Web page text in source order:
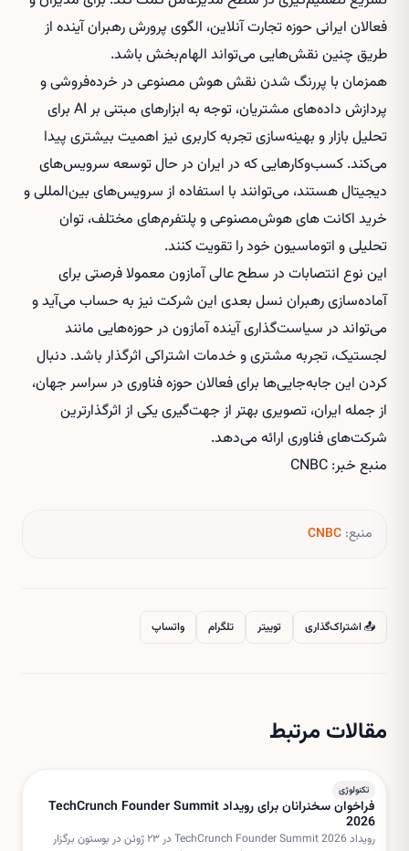
فعالان ایرانی حوزه تجارت آنلاین، الگوی پرورش رهبران آینده از
طریق چنین نقش‌هایی می‌تواند الهام‌بخش باشد.
همزمان با پررنگ شدن نقش هوش مصنوعی در خرده‌فروشی و
پردازش داده‌های مشتریان، توجه به ابزارهای مبتنی بر AI برای
تحلیل بازار و بهینه‌سازی تجربه کاربری نیز اهمیت بیشتری پیدا
می‌کند. کسب‌وکارهایی که در ایران در حال توسعه سرویس‌های
دیجیتال هستند، می‌توانند با استفاده از سرویس‌های بین‌المللی و
خرید اکانت های هوش‌مصنوعیو پلتفرم‌های مختلف، توان
تحلیلی و اتوماسیون خود را تقویت کنند.
این نوع انتصابات در سطح عالی آمازون معمولا فرصتی برای
آماده‌سازی رهبران نسل بعدی این شرکت نیز به حساب می‌آید و
می‌تواند در سیاست‌گذاری آینده آمازون در حوزه‌هایی مانند
لجستیک، تجربه مشتری و خدمات اشتراکی اثرگذار باشد. دنبال
کردن این جابه‌جایی‌ها برای فعالان حوزه فناوری در سراسر جهان،
از جمله ایران، تصویری بهتر از جهت‌گیری یکی از اثرگذارترین
شرکت‌های فناوری ارائه می‌دهد.
منبع خبر: CNBC
منبع: CNBC
📤 اشتراک‌گذاری توییتر تلگرام واتساپ
مقالات مرتبط
تکنولوژی
فراخوان سخنرانان برای رویداد TechCrunch Founder Summit
2026
رویداد TechCrunch Founder Summit 2026 در ۲۳ ژوئن در بوستون برگزار